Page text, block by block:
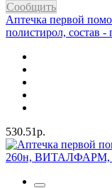
Сообщить
Аптечка первой
полистирол, состав
530.51р.